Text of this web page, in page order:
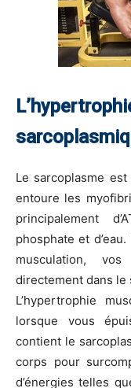
Le sarcoplasme
entoure les
principalement
phosphate et
musculation,
directement dans le
L’hypertrophie
lorsque vous
contient le
corps pour
d’énergies telles